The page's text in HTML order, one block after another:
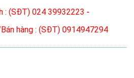
: (SĐT) 024 39932223 -
hàng : (SĐT) 0914947294